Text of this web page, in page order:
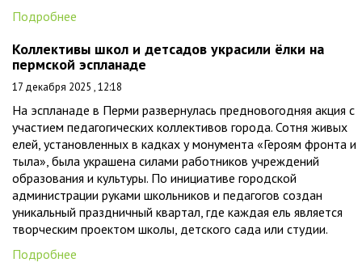
Подробнее
Коллективы школ и детсадов украсили ёлки на
пермской эспланаде
17 декабря 2025 , 12:18
На эспланаде в Перми развернулась предновогодняя акция с
участием педагогических коллективов города. Сотня живых
елей, установленных в кадках у монумента «Героям фронта и
тыла», была украшена силами работников учреждений
образования и культуры. По инициативе городской
администрации руками школьников и педагогов создан
уникальный праздничный квартал, где каждая ель является
творческим проектом школы, детского сада или студии.
Подробнее